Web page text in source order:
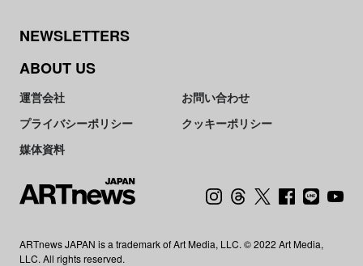
NEWSLETTERS
ABOUT US
運営会社
お問い合わせ
プライバシーポリシー
クッキーポリシー
媒体資料
ARTnews JAPAN is a trademark of Art Media, LLC. © 2022 Art Media,
LLC. All rights reserved.